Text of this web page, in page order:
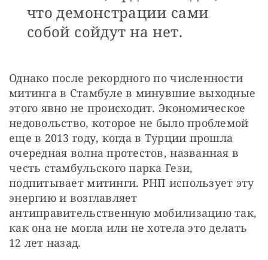
что демонстрации сами
собой сойдут на нет.
Однако после рекордного по численности
митинга в Стамбуле в минувшие выходные
этого явно не происходит. Экономическое
недовольство, которое не было проблемой
еще в 2013 году, когда в Турции прошла
очередная волна протестов, названная в
честь стамбульского парка Гези,
подпитывает митинги. РНП использует эту
энергию и возглавляет
антиправительственную мобилизацию так,
как она не могла или не хотела это делать
12 лет назад.